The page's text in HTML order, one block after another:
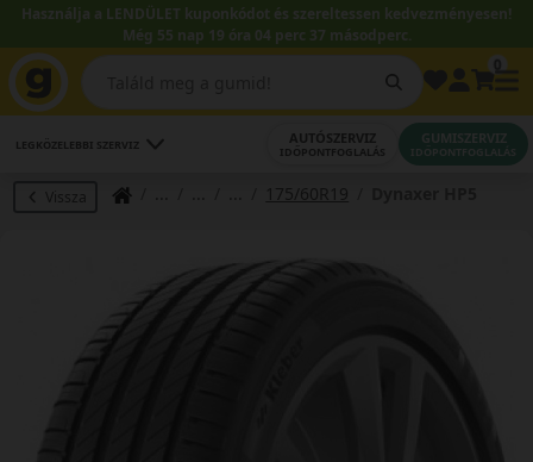
Használja a LENDÜLET kuponkódot és szereltessen kedvezményesen!
Még 55 nap 19 óra 04 perc 37 másodperc.
LEGKÖZELEBBI SZERVIZ AUTÓSZERVIZ
IDŐPONTFOGLALÁS
GUMISZERVIZ
IDŐPONTFOGLALÁS
Vissza 175/60R19